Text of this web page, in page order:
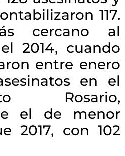
117.
cercano al
2014, cuando
entre enero
en el
Rosario,
el de menor
2017, con 102